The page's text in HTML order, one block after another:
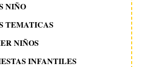
NIÑO
TEMATICAS
NIÑOS
INFANTILES